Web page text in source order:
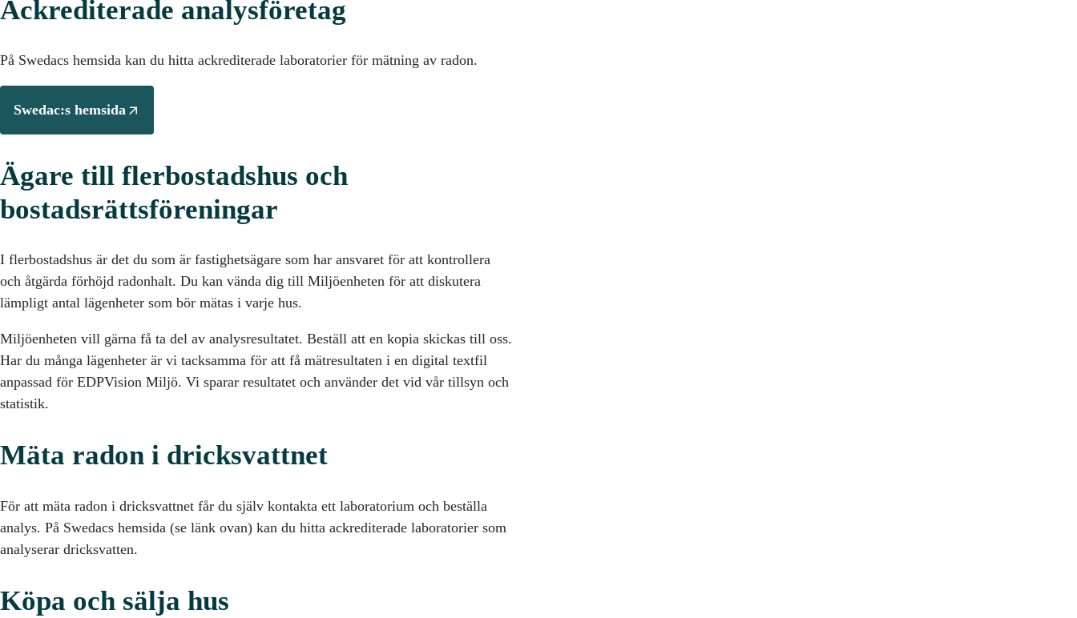
Ackrediterade analysföretag
På Swedacs hemsida kan du hitta ackrediterade laboratorier för mätning av radon.
Swedac:s hemsida
Ägare till flerbostadshus och
bostadsrättsföreningar
I flerbostadshus är det du som är fastighetsägare som har ansvaret för att kontrollera
och åtgärda förhöjd radonhalt. Du kan vända dig till Miljöenheten för att diskutera
lämpligt antal lägenheter som bör mätas i varje hus.
Miljöenheten vill gärna få ta del av analysresultatet. Beställ att en kopia skickas till oss.
Har du många lägenheter är vi tacksamma för att få mätresultaten i en digital textfil
anpassad för EDPVision Miljö. Vi sparar resultatet och använder det vid vår tillsyn och
statistik.
Mäta radon i dricksvattnet
För att mäta radon i dricksvattnet får du själv kontakta ett laboratorium och beställa
analys. På Swedacs hemsida (se länk ovan) kan du hitta ackrediterade laboratorier som
analyserar dricksvatten.
Köpa och sälja hus